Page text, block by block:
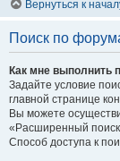
Вернуться к
Поиск по
Как мне выполнить
Задайте условие
главной странице
Вы можете
«Расширенный
Способ доступа к